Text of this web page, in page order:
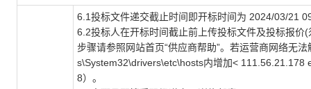
6.1投标文件递交截止时间即开标时间为 2024/03/21
6.2投标人在开标时间截止前上传投标文件及投标报
步骤请参照网站首页“供应商帮助”。若运营商网络无
s\System32\drivers\etc\hosts内增加<
8）。